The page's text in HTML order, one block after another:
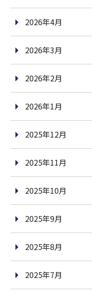
2026年4月
2026年3月
2026年2月
2026年1月
2025年12月
2025年11月
2025年10月
2025年9月
2025年8月
2025年7月